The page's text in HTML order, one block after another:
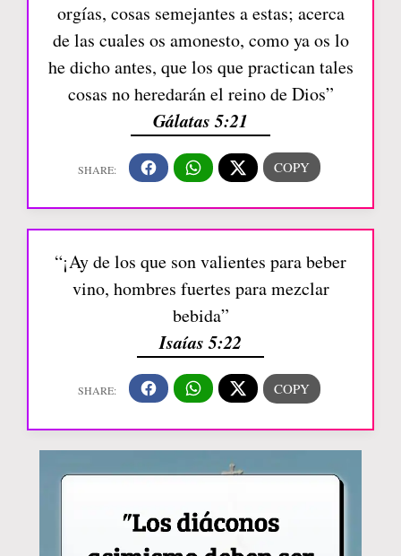
orgías, cosas semejantes a estas; acerca
de las cuales os amonesto, como ya os lo
he dicho antes, que los que practican tales
cosas no heredarán el reino de Dios”
Gálatas 5:21
“¡Ay de los que son valientes para beber
vino, hombres fuertes para mezclar
bebida”
Isaías 5:22